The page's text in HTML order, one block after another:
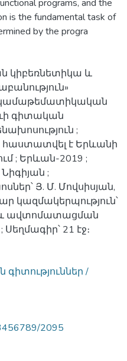
programs, and the
is the fundamental task of
by the progra
կիբեռնետիկա և
գիտական
;
է Երևանի
; Երևան-2019 ;
;
Յ. Մ. Մովսիսյան,
կազմակերպություն՝
և ավտոմատացման
21 էջ։
/
2095